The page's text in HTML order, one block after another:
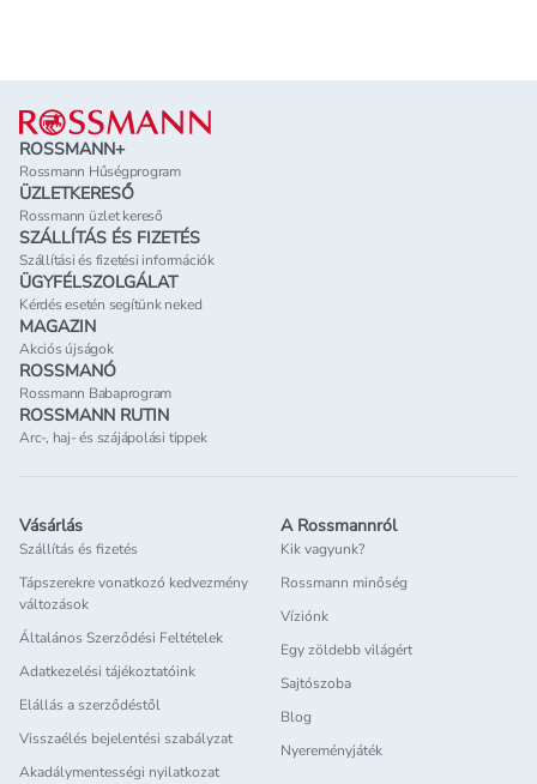
Lábléc
ROSSMANN+
Rossmann Hűségprogram
ÜZLETKERESŐ
Rossmann üzlet kereső
SZÁLLÍTÁS ÉS FIZETÉS
Szállítási és fizetési információk
ÜGYFÉLSZOLGÁLAT
Kérdés esetén segítünk neked
MAGAZIN
Akciós újságok
ROSSMANÓ
Rossmann Babaprogram
ROSSMANN RUTIN
Arc-, haj- és szájápolási tippek
Vásárlás
Szállítás és fizetés
Tápszerekre vonatkozó kedvezmény
változások
Általános Szerződési Feltételek
Adatkezelési tájékoztatóink
Elállás a szerződéstől
Visszaélés bejelentési szabályzat
Akadálymentességi nyilatkozat
A Rossmannról
Kik vagyunk?
Rossmann minőség
Víziónk
Egy zöldebb világért
Sajtószoba
Blog
Nyereményjáték